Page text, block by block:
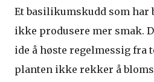
Et basilikumskudd som har
ikke produsere mer smak.
ide å høste regelmessig fra
planten ikke rekker å